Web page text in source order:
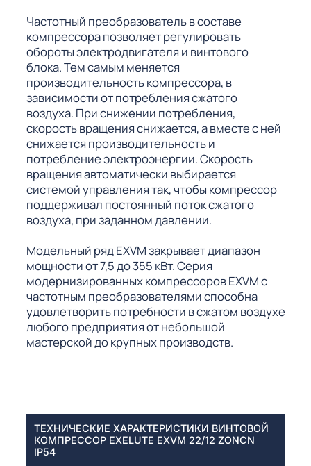
Частотный преобразователь в составе
компрессора позволяет регулировать
обороты электродвигателя и винтового
блока. Тем самым меняется
производительность компрессора, в
зависимости от потребления сжатого
воздуха. При снижении потребления,
скорость вращения снижается, а вместе с ней
снижается производительность и
потребление электроэнергии. Скорость
вращения автоматически выбирается
системой управления так, чтобы компрессор
поддерживал постоянный поток сжатого
воздуха, при заданном давлении.
Модельный ряд EXVM закрывает диапазон
мощности от 7,5 до 355 кВт. Серия
модернизированных компрессоров EXVM с
частотным преобразователями способна
удовлетворить потребности в сжатом воздухе
любого предприятия от небольшой
мастерской до крупных производств.
ТЕХНИЧЕСКИЕ ХАРАКТЕРИСТИКИ ВИНТОВОЙ
КОМПРЕССОР EXELUTE EXVM 22/12 ZONCN
IP54